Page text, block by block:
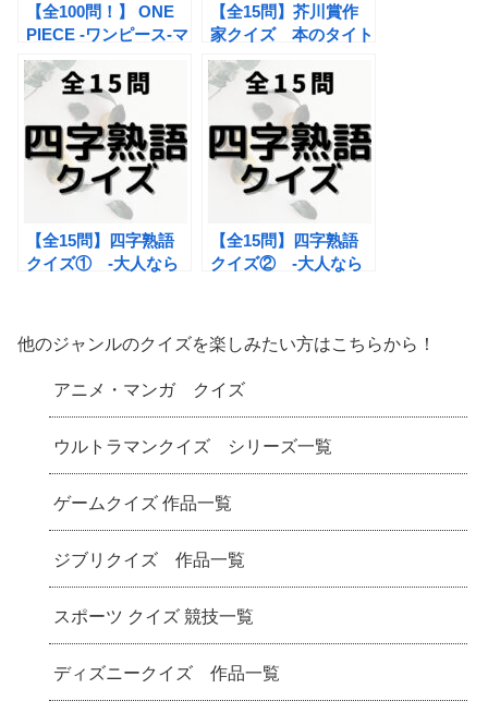
【全100問！】 ONE
PIECE -ワンピース-マ
ニアッククイズ
【全15問】芥川賞作
家クイズ 本のタイト
ルから作者を当てろ！
【全15問】四字熟語
クイズ① -大人なら
【全15問】四字熟語
クイズ② -大人なら
他のジャンルのクイズを楽しみたい方はこちらから！
アニメ・マンガ クイズ
ウルトラマンクイズ シリーズ一覧
ゲームクイズ 作品一覧
ジブリクイズ 作品一覧
スポーツ クイズ 競技一覧
ディズニークイズ 作品一覧